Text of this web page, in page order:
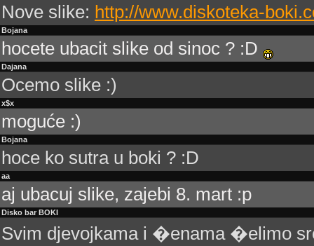
Nove slike: http://www.diskoteka-
Bojana
hocete ubacit slike od sinoc ? :D
Dajana
Ocemo slike :)
x$x
moguće :)
Bojana
hoce ko sutra u boki ? :D
aa
aj ubacuj slike, zajebi 8. mart :p
Disko bar BOKI
Svim djevojkama i �enama �elimo